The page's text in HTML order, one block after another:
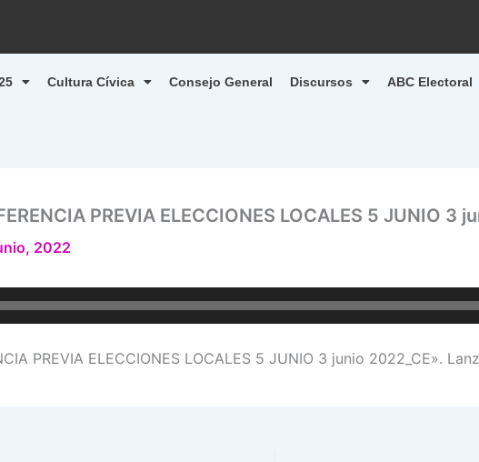
Cultura Cívica Consejo General Discursos ABC Electoral
PREVIA ELECCIONES LOCALES 5 JUNIO 3
2022
PREVIA ELECCIONES LOCALES 5 JUNIO 3 junio 2022_CE».